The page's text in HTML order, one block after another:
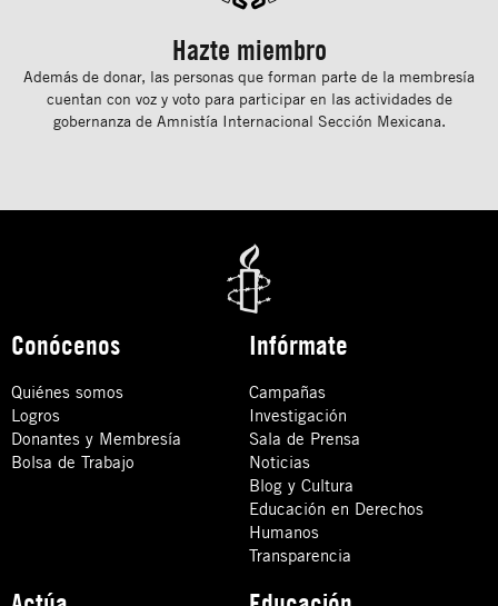
Hazte miembro
Además de donar, las personas que forman parte de la membresía
cuentan con voz y voto para participar en las actividades de
gobernanza de Amnistía Internacional Sección Mexicana.
Conócenos
Quiénes somos
Logros
Donantes y Membresía
Bolsa de Trabajo
Infórmate
Campañas
Investigación
Sala de Prensa
Noticias
Blog y Cultura
Educación en Derechos
Humanos
Transparencia